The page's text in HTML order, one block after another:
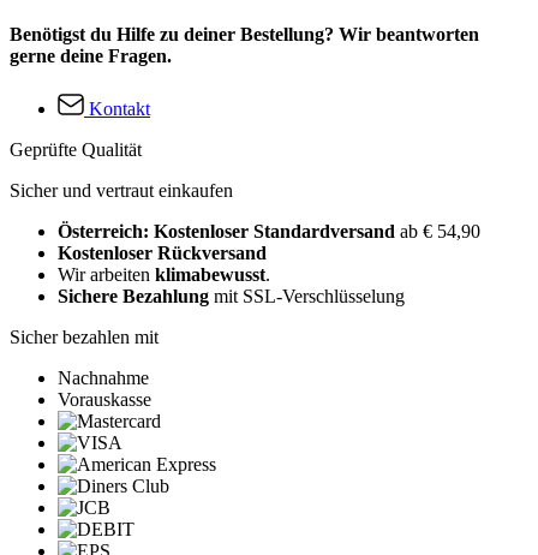
Benötigst du Hilfe zu deiner Bestellung? Wir beantworten
gerne deine Fragen.
Kontakt
Geprüfte Qualität
Sicher und vertraut einkaufen
Österreich: Kostenloser Standardversand ab € 54,90
Kostenloser Rückversand
Wir arbeiten klimabewusst.
Sichere Bezahlung mit SSL-Verschlüsselung
Sicher bezahlen mit
Nachnahme
Vorauskasse